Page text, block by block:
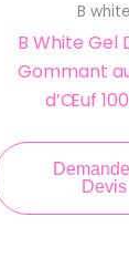
B white
B White Gel
Gommant
d’Œuf
Devis